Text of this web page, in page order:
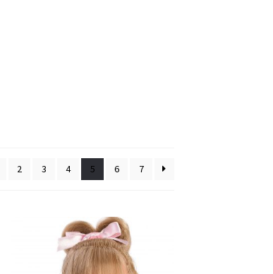
2 3 4 5 6 7